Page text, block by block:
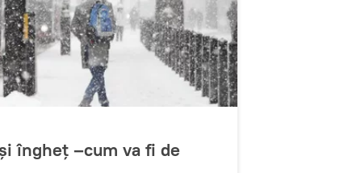
îngheţ –cum va fi de